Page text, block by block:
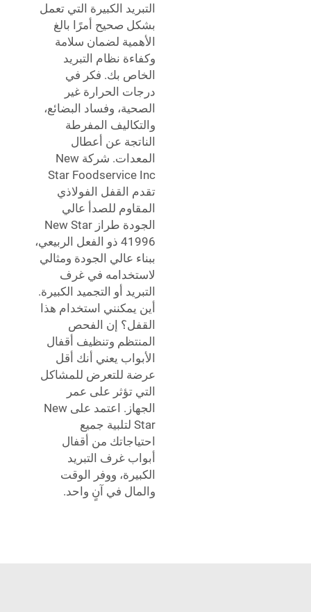
التبريد الكبيرة التي تعمل
بشكل صحيح أمرًا بالغ
الأهمية لضمان سلامة
وكفاءة نظام التبريد
الخاص بك. فكر في
درجات الحرارة غير
الصحية، وفساد البضائع،
والتكاليف المفرطة
الناتجة عن أعطال
المعدات. شركة New
Star Foodservice Inc
تقدم القفل الفولاذي
المقاوم للصدأ عالي
الجودة طراز New Star
41996 ذو الفعل الربيعي،
ببناء عالي الجودة ومثالي
لاستخدامه في غرف
التبريد أو التجميد الكبيرة.
أين يمكنني استخدام هذا
القفل؟ إن الفحص
المنتظم وتنظيف أقفال
الأبواب يعني أنك أقل
عرضة للتعرض للمشاكل
التي تؤثر على عمر
الجهاز. اعتمد على New
Star لتلبية جميع
احتياجاتك من أقفال
أبواب غرف التبريد
الكبيرة، ووفر الوقت
والمال في آنٍ واحد.